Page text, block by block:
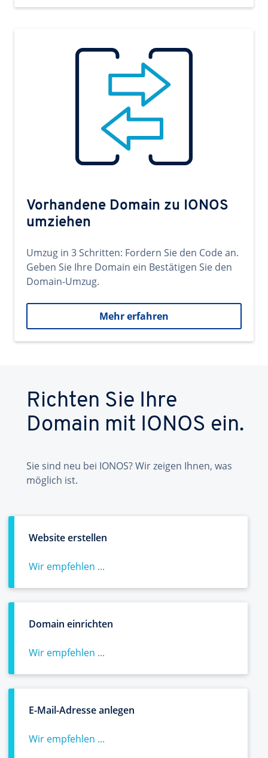
Vorhandene Domain zu IONOS
umziehen
Umzug in 3 Schritten: Fordern Sie den Code an.
Geben Sie Ihre Domain ein Bestätigen Sie den
Domain-Umzug.
Mehr erfahren
Richten Sie Ihre
Domain mit IONOS ein.
Sie sind neu bei IONOS? Wir zeigen Ihnen, was
möglich ist.
Website erstellen
Wir empfehlen ...
Domain einrichten
Wir empfehlen ...
E-Mail-Adresse anlegen
Wir empfehlen ...